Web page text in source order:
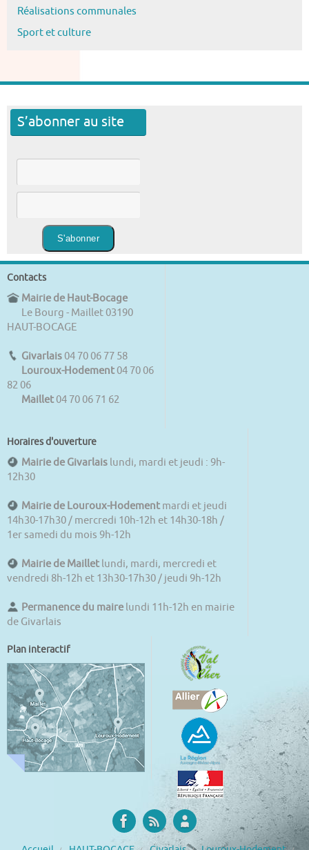
Réalisations communales
Sport et culture
S’abonner au site
Contacts
Mairie de Haut-Bocage
Le Bourg - Maillet 03190
HAUT-BOCAGE
Givarlais 04 70 06 77 58
Louroux-Hodement 04 70 06
82 06
Maillet 04 70 06 71 62
Horaires d'ouverture
Mairie de Givarlais lundi, mardi et jeudi : 9h-
12h30
Mairie de Louroux-Hodement mardi et jeudi
14h30-17h30 / mercredi 10h-12h et 14h30-18h /
1er samedi du mois 9h-12h
Mairie de Maillet lundi, mardi, mercredi et
vendredi 8h-12h et 13h30-17h30 / jeudi 9h-12h
Permanence du maire lundi 11h-12h en mairie
de Givarlais
Plan interactif